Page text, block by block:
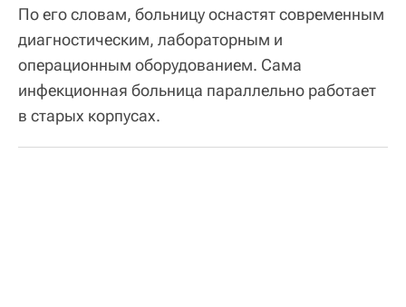
По его словам, больницу оснастят современным
диагностическим, лабораторным и
операционным оборудованием. Сама
инфекционная больница параллельно работает
в старых корпусах.